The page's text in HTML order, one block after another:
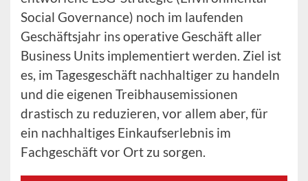
Social Governance) noch im laufenden
Geschäftsjahr ins operative Geschäft aller
Business Units implementiert werden. Ziel ist
es, im Tagesgeschäft nachhaltiger zu handeln
und die eigenen Treibhausemissionen
drastisch zu reduzieren, vor allem aber, für
ein nachhaltiges Einkaufserlebnis im
Fachgeschäft vor Ort zu sorgen.